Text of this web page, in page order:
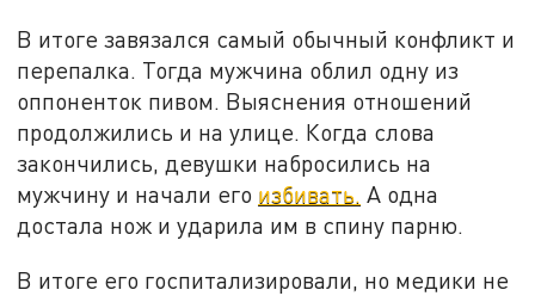
В итоге завязался самый обычный конфликт и
перепалка. Тогда мужчина облил одну из
оппоненток пивом. Выяснения отношений
продолжились и на улице. Когда слова
закончились, девушки набросились на
мужчину и начали его избивать. А одна
достала нож и ударила им в спину парню.
В итоге его госпитализировали, но медики не